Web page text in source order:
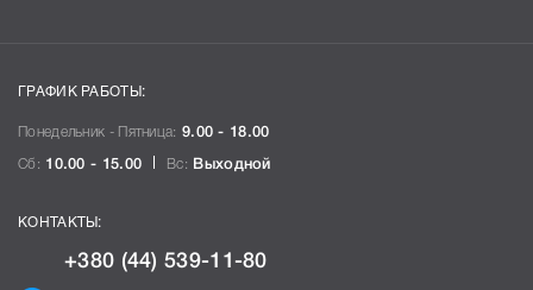
ГРАФИК РАБОТЫ:
Понедельник - Пятница: 9.00 - 18.00
Сб: 10.00 - 15.00 Вс: Выходной
КОНТАКТЫ:
+380 (44) 539-11-80